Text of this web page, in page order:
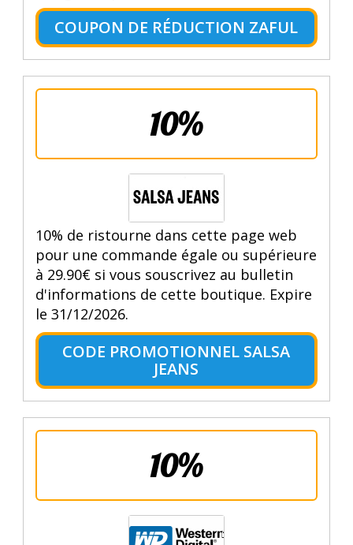
COUPON DE RÉDUCTION ZAFUL
10%
10% de ristourne dans cette page web
pour une commande égale ou supérieure
à 29.90€ si vous souscrivez au bulletin
d'informations de cette boutique. Expire
le 31/12/2026.
CODE PROMOTIONNEL SALSA
JEANS
10%